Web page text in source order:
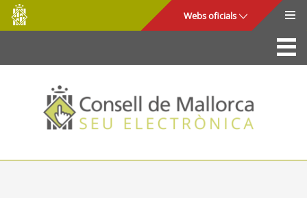
Salta al contingut principal
Consell
de
Mallorca
Webs oficials
La Seu
Consell de Mallorca
Accés i seguretat
Utilitats